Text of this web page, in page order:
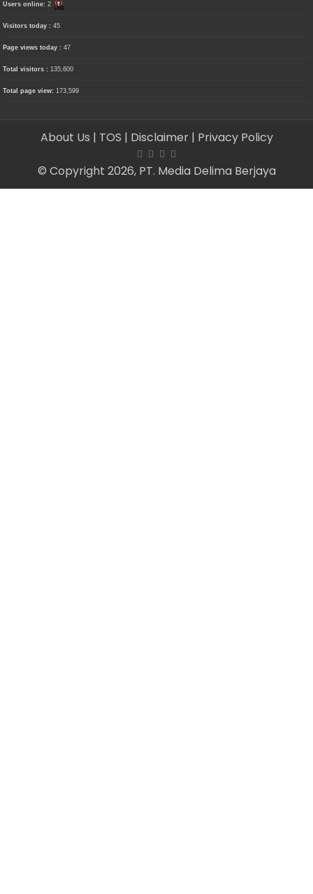
Users online:2
Visitors today :45
Page views today :47
Total visitors :135,600
Total page view:173,599
About Us | TOS | Disclaimer | Privacy Policy
© Copyright 2026, PT. Media Delima Berjaya